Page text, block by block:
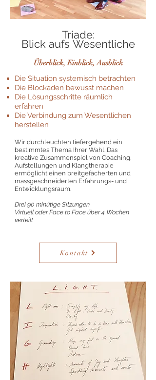
Triade:
Blick aufs Wesentliche
​Überblick, Einblick, Ausblick
Die Situation systemisch betrachten
Die Blockaden bewusst machen
Die Lösungsschritte räumlich
erfahren
Die Verbindung zum Wesentlichen
herstellen
Wir durchleuchten tiefergehend ein
bestimmtes Thema Ihrer Wahl. Das
kreative Zusammenspiel von Coaching,
Aufstellungen und Klangtherapie
ermöglicht einen breitgefächerten und
massgeschneiderten Erfahrungs- und
Entwicklungsraum.
Drei 90 minütige Sitzungen
Virtuell oder Face to Face über 4 Wochen
verteilt
Kontakt